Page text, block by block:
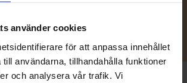
använder cookies
för att anpassa innehållet
användarna, tillhandahålla funktioner
och analysera vår trafik. Vi